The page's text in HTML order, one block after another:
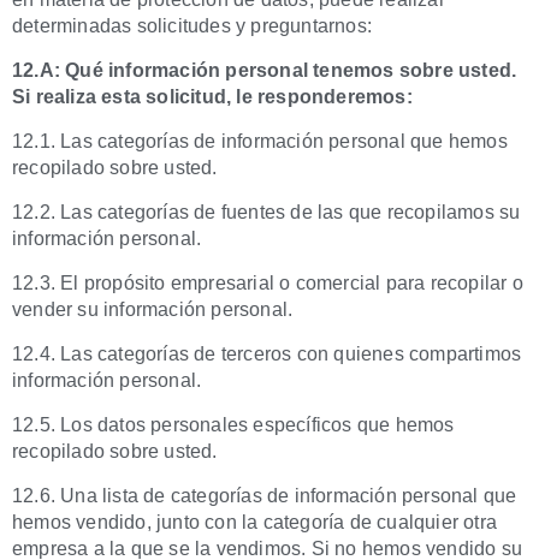
determinadas solicitudes y preguntarnos:
12.A: Qué información personal tenemos sobre usted.
Si realiza esta solicitud, le responderemos:
12.1. Las categorías de información personal que hemos
recopilado sobre usted.
12.2. Las categorías de fuentes de las que recopilamos su
información personal.
12.3. El propósito empresarial o comercial para recopilar o
vender su información personal.
12.4. Las categorías de terceros con quienes compartimos
información personal.
12.5. Los datos personales específicos que hemos
recopilado sobre usted.
12.6. Una lista de categorías de información personal que
hemos vendido, junto con la categoría de cualquier otra
empresa a la que se la vendimos. Si no hemos vendido su